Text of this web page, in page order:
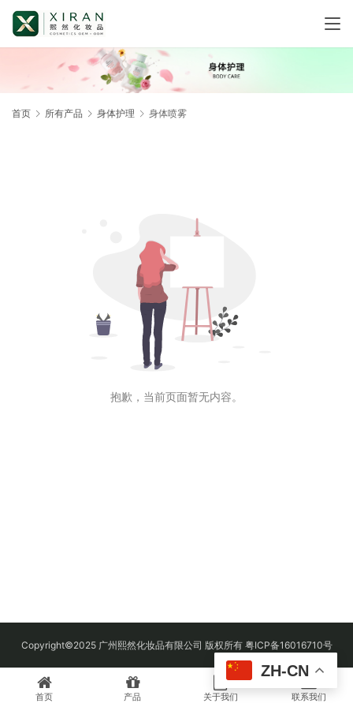
首页 所有产品 身体护理 身体喷雾
抱歉，当前页面暂无内容。
Copyright©2025 广州熙然化妆品有限公司 版权所有 粤ICP备16016710号
首页 产品 关于我们 联系我们
ZH-CN